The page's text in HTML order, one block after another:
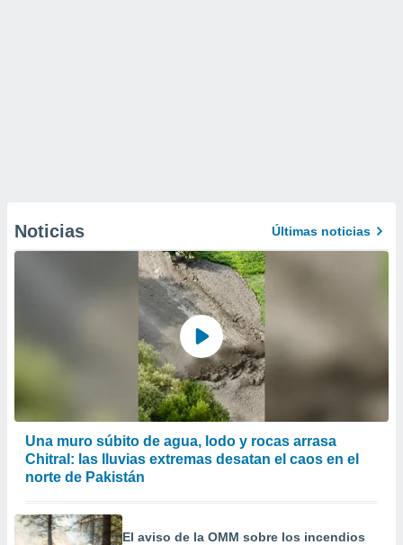
Noticias Últimas noticias
Una muro súbito de agua, lodo y rocas arrasa
Chitral: las lluvias extremas desatan el caos en el
norte de Pakistán
El aviso de la OMM sobre los incendios